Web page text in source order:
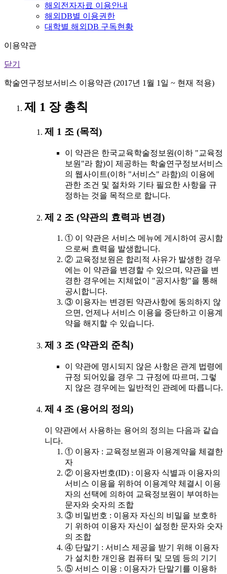
해외전자자료 이용안내
해외DB별 이용권한
대학별 해외DB 구독현황
이용약관
닫기
학술연구정보서비스 이용약관 (2017년 1월 1일 ~ 현재 적용)
제 1 장 총칙
제 1 조 (목적)
이 약관은 한국교육학술정보원(이하 "교육정
보원"라 함)이 제공하는 학술연구정보서비스
의 웹사이트(이하 "서비스" 라함)의 이용에
관한 조건 및 절차와 기타 필요한 사항을 규
정하는 것을 목적으로 합니다.
제 2 조 (약관의 효력과 변경)
① 이 약관은 서비스 메뉴에 게시하여 공시함
으로써 효력을 발생합니다.
② 교육정보원은 합리적 사유가 발생한 경우
에는 이 약관을 변경할 수 있으며, 약관을 변
경한 경우에는 지체없이 "공지사항"을 통해
공시합니다.
③ 이용자는 변경된 약관사항에 동의하지 않
으면, 언제나 서비스 이용을 중단하고 이용계
약을 해지할 수 있습니다.
제 3 조 (약관외 준칙)
이 약관에 명시되지 않은 사항은 관계 법령에
규정 되어있을 경우 그 규정에 따르며, 그렇
지 않은 경우에는 일반적인 관례에 따릅니다.
제 4 조 (용어의 정의)
이 약관에서 사용하는 용어의 정의는 다음과 같습
니다.
① 이용자 : 교육정보원과 이용계약을 체결한
자
② 이용자번호(ID) : 이용자 식별과 이용자의
서비스 이용을 위하여 이용계약 체결시 이용
자의 선택에 의하여 교육정보원이 부여하는
문자와 숫자의 조합
③ 비밀번호 : 이용자 자신의 비밀을 보호하
기 위하여 이용자 자신이 설정한 문자와 숫자
의 조합
④ 단말기 : 서비스 제공을 받기 위해 이용자
가 설치한 개인용 컴퓨터 및 모뎀 등의 기기
⑤ 서비스 이용 : 이용자가 단말기를 이용하